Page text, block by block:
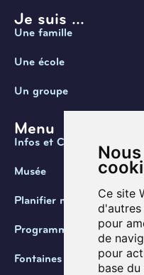
Ce site
pour
de
pour
base du
Je suis ...
Une famille
Une école
Un groupe
Menu
Infos et Contact
Musée
Planifier ma visite
Programmation
Fontaines de Belgique